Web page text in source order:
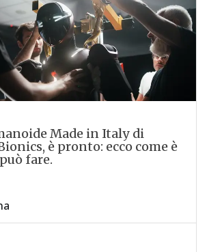
Made in Italy di
è pronto: ecco come è
fare.